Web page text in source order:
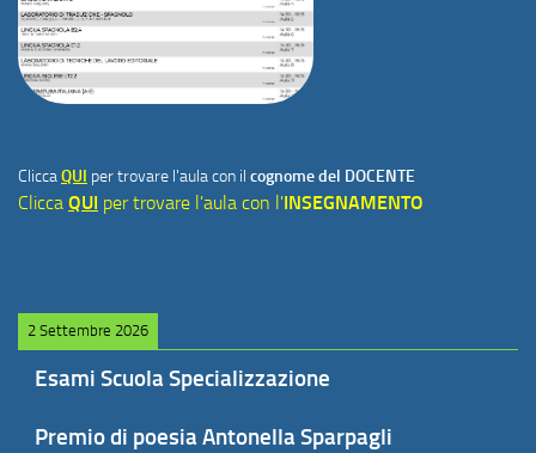
CliccaQUI per trovare l'aula con il cognome del DOCENTE
Clicca QUI per trovare l'aula con l'INSEGNAMENTO
2 Settembre 2026
Esami Scuola Specializzazione
Premio di poesia Antonella Sparpagli